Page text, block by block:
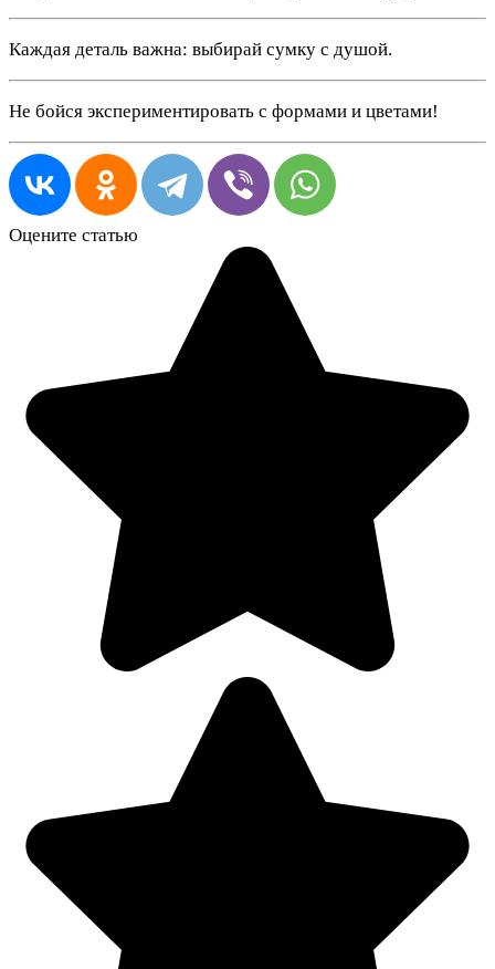
Каждая деталь важна: выбирай сумку с душой.
Не бойся экспериментировать с формами и цветами!
Оцените статью